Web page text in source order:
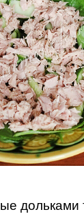
дольками